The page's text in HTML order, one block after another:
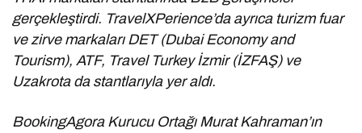
gerçekleştirdi. TravelXPerience’da ayrıca turizm fuar
ve zirve markaları DET (Dubai Economy and
Tourism), ATF, Travel Turkey İzmir (İZFAŞ) ve
Uzakrota da stantlarıyla yer aldı.
BookingAgora Kurucu Ortağı Murat Kahraman’ın